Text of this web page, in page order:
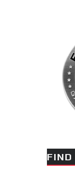
Brazilian Jiu-Jitsu
Grand Master
Gracie στο Fight
Βραζιλιάνος
Reyson Gracie Red
FIND